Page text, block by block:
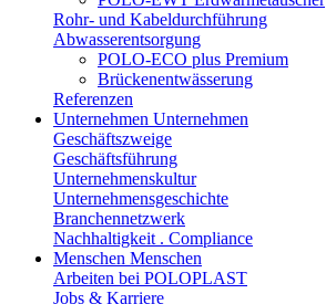
Rohr- und Kabeldurchführung
Abwasserentsorgung
POLO-ECO plus Premium
Brückenentwässerung
Referenzen
Unternehmen Unternehmen
Geschäftszweige
Geschäftsführung
Unternehmenskultur
Unternehmensgeschichte
Branchennetzwerk
Nachhaltigkeit . Compliance
Menschen Menschen
Arbeiten bei POLOPLAST
Jobs & Karriere